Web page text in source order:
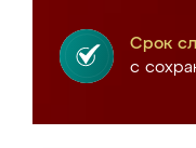
Срок
с